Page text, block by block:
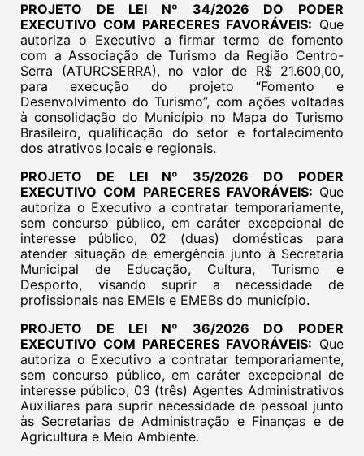
PROJETO DE LEI Nº 34/2026 DO PODER
EXECUTIVO COM PARECERES FAVORÁVEIS: Que
autoriza o Executivo a firmar termo de fomento
com a Associação de Turismo da Região Centro-
Serra (ATURCSERRA), no valor de R$ 21.600,00,
para execução do projeto “Fomento e
Desenvolvimento do Turismo”, com ações voltadas
à consolidação do Município no Mapa do Turismo
Brasileiro, qualificação do setor e fortalecimento
dos atrativos locais e regionais.
PROJETO DE LEI Nº 35/2026 DO PODER
EXECUTIVO COM PARECERES FAVORÁVEIS: Que
autoriza o Executivo a contratar temporariamente,
sem concurso público, em caráter excepcional de
interesse público, 02 (duas) domésticas para
atender situação de emergência junto à Secretaria
Municipal de Educação, Cultura, Turismo e
Desporto, visando suprir a necessidade de
profissionais nas EMEIs e EMEBs do município.
PROJETO DE LEI Nº 36/2026 DO PODER
EXECUTIVO COM PARECERES FAVORÁVEIS: Que
autoriza o Executivo a contratar temporariamente,
sem concurso público, em caráter excepcional de
interesse público, 03 (três) Agentes Administrativos
Auxiliares para suprir necessidade de pessoal junto
às Secretarias de Administração e Finanças e de
Agricultura e Meio Ambiente.